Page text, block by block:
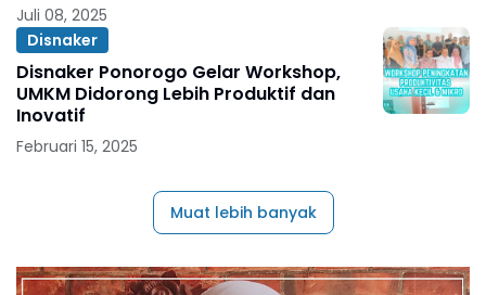
Juli 08, 2025
Disnaker
Disnaker Ponorogo Gelar Workshop,
UMKM Didorong Lebih Produktif dan
Inovatif
Februari 15, 2025
Muat lebih banyak